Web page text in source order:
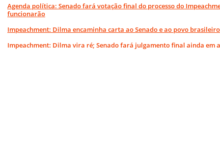
Agenda política: Senado fará votação final do processo do
funcionarão
Impeachment: Dilma encaminha carta ao Senado e ao povo brasileiro
Impeachment: Dilma vira ré; Senado fará julgamento final ainda em